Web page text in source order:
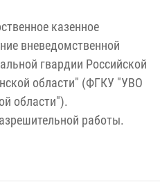
казенное
вневедомственной
гвардии Российской
области" (ФГКУ "УВО
области").
работы.